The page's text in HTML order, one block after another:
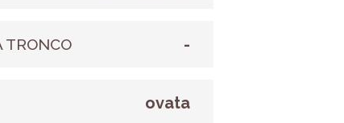
TRONCO -
ovata